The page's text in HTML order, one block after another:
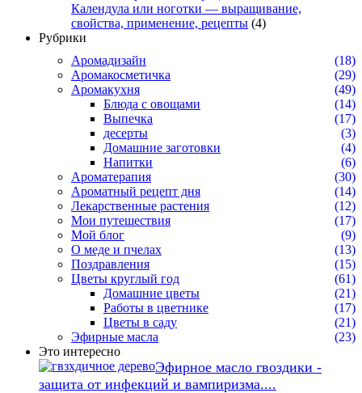
Календула или ноготки — выращивание,
свойства, применение, рецепты (4)
Рубрики
Аромадизайн
(18)
Аромакосметичка
(29)
Аромакухня
(49)
Блюда с овощами
(14)
Выпечка
(17)
десерты
(3)
Домашние заготовки
(4)
Напитки
(6)
Ароматерапия
(30)
Ароматный рецепт дня
(14)
Лекарственные растения
(12)
Мои путешествия
(17)
Мой блог
(9)
О меде и пчелах
(13)
Поздравления
(15)
Цветы круглый год
(61)
Домашние цветы
(21)
Работы в цветнике
(17)
Цветы в саду
(21)
Эфирные масла
(23)
Это интересно
Эфирное масло гвоздики -
защита от инфекций и вампиризма....